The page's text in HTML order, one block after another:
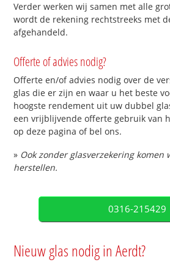
Verder werken wij samen met alle
wordt de rekening rechtstreeks met
afgehandeld.
Offerte of advies nodig?
Offerte en/of advies nodig over de
glas die er zijn en waar u het beste
hoogste rendement uit uw dubbel
een vrijblijvende offerte gebruik van
op deze pagina of bel ons.
» Ook zonder glasverzekering komen
herstellen.
0316-215429
Nieuw glas nodig in Aerdt?